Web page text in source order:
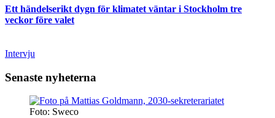
Ett händelserikt dygn för klimatet väntar i Stockholm tre
veckor före valet
Intervju
Senaste nyheterna
Foto: Sweco